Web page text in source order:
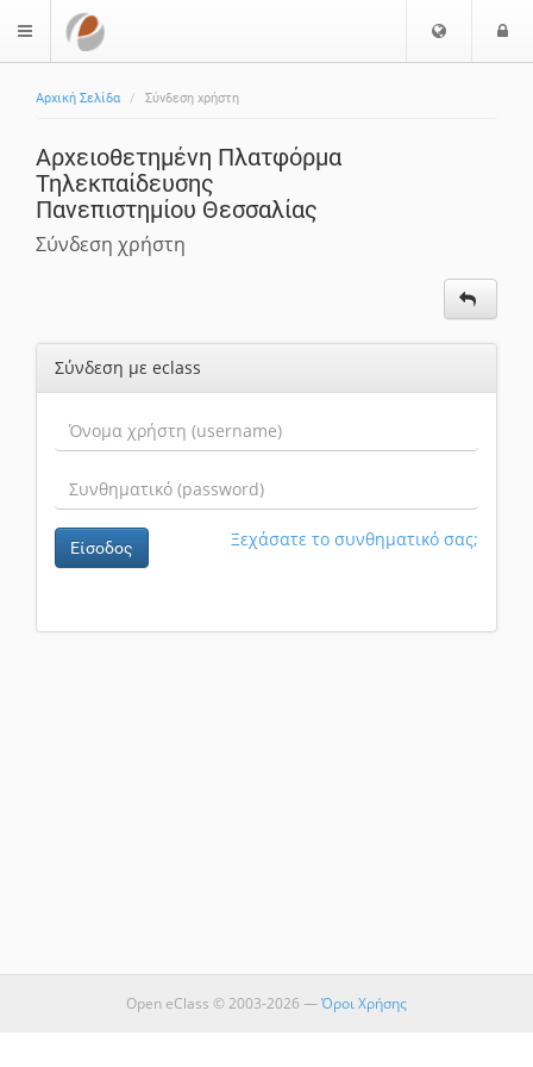
$langMenu
Επιλογή
Αρχική Σελίδα Σύνδεση χρήστη
Αρχειοθετημένη Πλατφόρμα
Τηλεκπαίδευσης
Πανεπιστημίου Θεσσαλίας
Σύνδεση χρήστη
Σύνδεση με eclass
Είσοδος Ξεχάσατε το συνθηματικό σας;
Open eClass © 2003-2026 —Όροι Χρήσης